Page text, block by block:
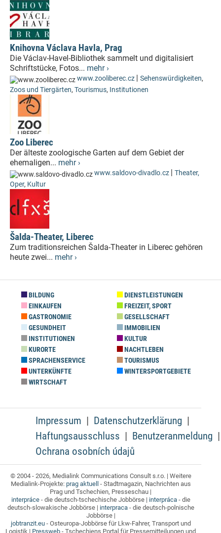
Knihovna Václava Havla, Prag
Die Václav-Havel-Bibliothek sammelt und digitalisiert
Schriftstücke, Fotos... mehr ›
www.zooliberec.cz | Sehenswürdigkeiten,
Zoos und Tiergärten, Tourismus, Institutionen
Zoo Liberec
Der älteste zoologische Garten auf dem Gebiet der
ehemaligen... mehr ›
www.saldovo-divadlo.cz | Theater,
Oper, Kultur
Šalda-Theater, Liberec
Zum traditionsreichen Šalda-Theater in Liberec gehören
heute zwei... mehr ›
BILDUNG
DIENSTLEISTUNGEN
EINKAUFEN
FREIZEIT, SPORT
GASTRONOMIE
GESELLSCHAFT
GESUNDHEIT
IMMOBILIEN
INSTITUTIONEN
KULTUR
KURORTE
NACHTLEBEN
SPRACHENSERVICE
TOURISMUS
UNTERKÜNFTE
WINTERSPORTGEBIETE
WIRTSCHAFT
Impressum
Datenschutzerklärung
Haftungsausschluss
Benutzeranmeldung
Ochrana osobních údajů
© 2004 - 2026, Medialink Communications Consult s.r.o. | Weitere
Medialink-Projekte: prag aktuell - Stadtmagazin, Nachrichten aus
Prag und Tschechien, Presseschau |
interpráce- die deutsch-tschechische Jobbörse | interpráca- die
deutsch-slowakische Jobbörse | interpraca- die deutsch-polnische
Jobbörse |
jobtranzit.eu- Osteuropa-Jobbörse für Lkw-Fahrer, Transport und
Logistik | Pressweb - Tschechiens Portal für Pressemitteilungen und